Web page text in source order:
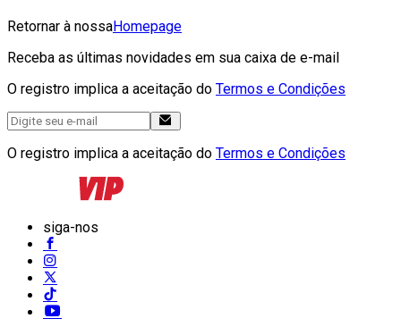
Retornar à nossaHomepage
Receba as últimas novidades em sua caixa de e-mail
O registro implica a aceitação do Termos e Condições
O registro implica a aceitação do Termos e Condições
siga-nos